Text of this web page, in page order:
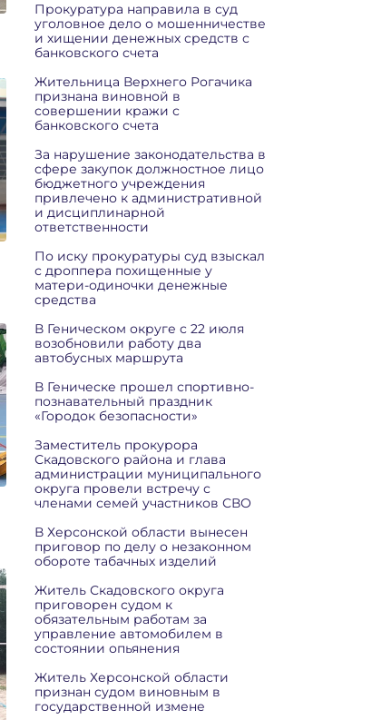
Прокуратура направила в суд
уголовное дело о мошенничестве
и хищении денежных средств с
банковского счета
Жительница Верхнего Рогачика
признана виновной в
совершении кражи с
банковского счета
За нарушение законодательства в
сфере закупок должностное лицо
бюджетного учреждения
привлечено к административной
и дисциплинарной
ответственности
По иску прокуратуры суд взыскал
с дроппера похищенные у
матери-одиночки денежные
средства
В Геническом округе с 22 июля
возобновили работу два
автобусных маршрута
В Геническе прошел спортивно-
познавательный праздник
«Городок безопасности»
Заместитель прокурора
Скадовского района и глава
администрации муниципального
округа провели встречу с
членами семей участников СВО
В Херсонской области вынесен
приговор по делу о незаконном
обороте табачных изделий
Житель Скадовского округа
приговорен судом к
обязательным работам за
управление автомобилем в
состоянии опьянения
Житель Херсонской области
признан судом виновным в
государственной измене